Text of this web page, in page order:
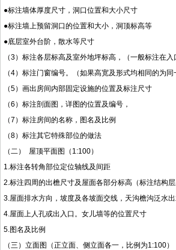
●标注墙体厚度尺寸，洞口位置和大小尺寸
●标注墙上预留洞口的位置和大小，洞顶标高等
●底层室外台阶，散水等尺寸
（3）标注各层标高及室外地坪标高，（一般标注在
（4）标注门窗编号。（如果高宽及形式均相同的为
（5）画出房间内部固定设施的位置及标注尺寸
（6）标注剖面图，详图的位置及编号，
（7）标注房间的名称，图名及比例
（8）标注其它特殊部位的做法
（二） 屋顶平面图（1:100）
1.标注各转角部位定位轴线及间距
2.标注四周的出檐尺寸及屋面各部分标高（标注结构层
3.屋面排水方向，坡度及各坡面交线，天沟檐沟泛水
4.屋面上人孔或出入口。女儿墙等的位置尺寸
5.图名及比例
（三）立面图（正立面、侧立面各一，比例为1:100）